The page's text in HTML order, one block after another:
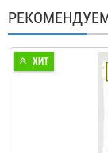
ХИТ